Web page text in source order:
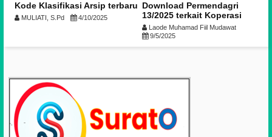
Kode Klasifikasi Arsip terbaru
MULIATI, S.Pd 4/10/2025
Download Permendagri
13/2025 terkait Koperasi
Kelurahan Merah Putih
Laode Muhamad Fiil Mudawat
9/5/2025